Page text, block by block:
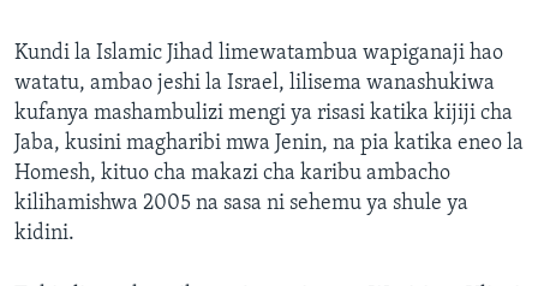
Kundi la Islamic Jihad limewatambua wapiganaji hao
watatu, ambao jeshi la Israel, lilisema wanashukiwa
kufanya mashambulizi mengi ya risasi katika kijiji cha
Jaba, kusini magharibi mwa Jenin, na pia katika eneo la
Homesh, kituo cha makazi cha karibu ambacho
kilihamishwa 2005 na sasa ni sehemu ya shule ya
kidini.